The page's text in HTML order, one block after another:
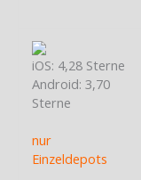
iOS: 4,28 Sterne
Android: 3,70
Sterne
nur
Einzeldepots